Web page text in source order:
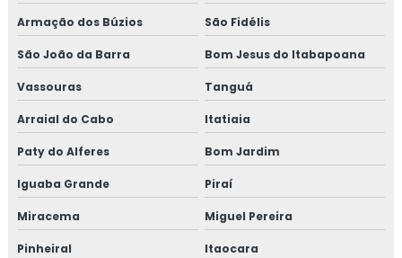
Isolamento para tanques de água
Isolamento para térmico para tubulação de ar
condicionado
Isolamento para tubulação de ar condicionado
Isolamento piso câmara fria valor
Isolamento poliuretano
Isolamento poliuretano expandido
Armação dos Búzios São Fidélis
São João da Barra Bom Jesus do Itabapoana
Vassouras Tanguá
Arraial do Cabo Itatiaia
Paty do Alferes Bom Jardim
Iguaba Grande Piraí
Miracema Miguel Pereira
Pinheiral Itaocara